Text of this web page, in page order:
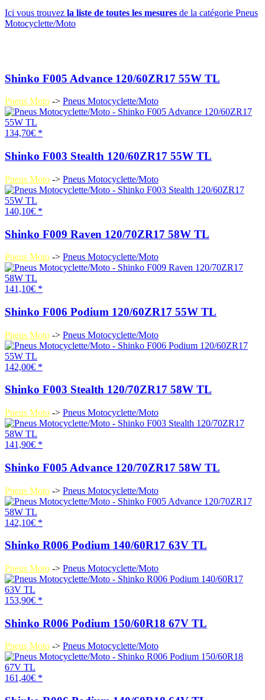
Ici vous trouvez la liste de toutes les mesures de la catégorie Pneus
Motocyclette/Moto
Shinko F005 Advance 120/60ZR17 55W TL
Pneus Moto -> Pneus Motocyclette/Moto
134,70€ *
Shinko F003 Stealth 120/60ZR17 55W TL
Pneus Moto -> Pneus Motocyclette/Moto
140,10€ *
Shinko F009 Raven 120/70ZR17 58W TL
Pneus Moto -> Pneus Motocyclette/Moto
141,10€ *
Shinko F006 Podium 120/60ZR17 55W TL
Pneus Moto -> Pneus Motocyclette/Moto
142,00€ *
Shinko F003 Stealth 120/70ZR17 58W TL
Pneus Moto -> Pneus Motocyclette/Moto
141,90€ *
Shinko F005 Advance 120/70ZR17 58W TL
Pneus Moto -> Pneus Motocyclette/Moto
142,10€ *
Shinko R006 Podium 140/60R17 63V TL
Pneus Moto -> Pneus Motocyclette/Moto
153,90€ *
Shinko R006 Podium 150/60R18 67V TL
Pneus Moto -> Pneus Motocyclette/Moto
161,40€ *